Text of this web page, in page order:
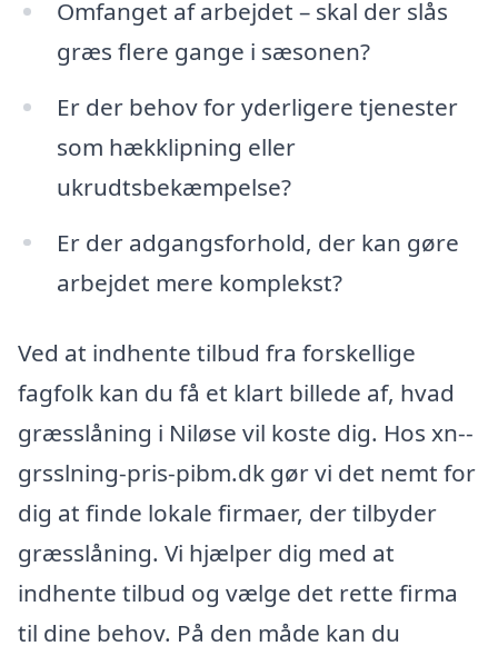
Omfanget af arbejdet – skal der slås
græs flere gange i sæsonen?
Er der behov for yderligere tjenester
som hækklipning eller
ukrudtsbekæmpelse?
Er der adgangsforhold, der kan gøre
arbejdet mere komplekst?
Ved at indhente tilbud fra forskellige
fagfolk kan du få et klart billede af, hvad
græsslåning i Niløse vil koste dig. Hos xn--
grsslning-pris-pibm.dk gør vi det nemt for
dig at finde lokale firmaer, der tilbyder
græsslåning. Vi hjælper dig med at
indhente tilbud og vælge det rette firma
til dine behov. På den måde kan du